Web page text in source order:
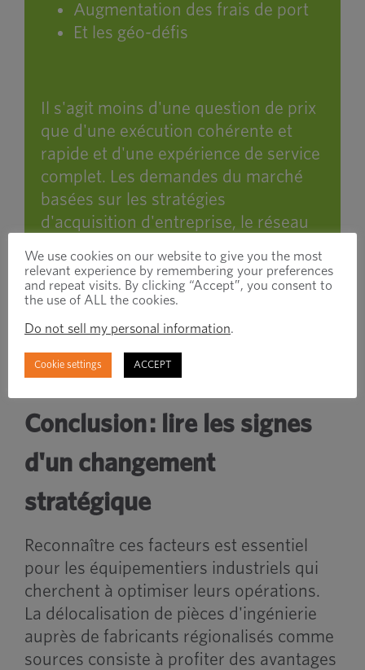
Augmentation des frais de port
Et les géo-défis
Il s'agit moins d'une question de prix
que d'une exécution cohérente et
rapide et d'une expérience de service
complet. Les demandes du marché
basées sur les stratégies
d'acquisition d'entreprise, le réseau
service et les certifications de qualité
indiquent si un partenaire dispose
appropriés.
Conclusion : lire les signes
d'un changement
stratégique
Reconnaître ces facteurs est essentiel
pour les équipementiers industriels qui
cherchent à optimiser leurs opérations.
La délocalisation de pièces d'ingénierie
auprès de fabricants régionalisés comme
sources consiste à profiter des avantages
We use cookies on our website to give you the most
relevant experience by remembering your preferences
and repeat visits. By clicking “Accept”, you consent to
the use of ALL the cookies.
Do not sell my personal information.
Cookie settings ACCEPT